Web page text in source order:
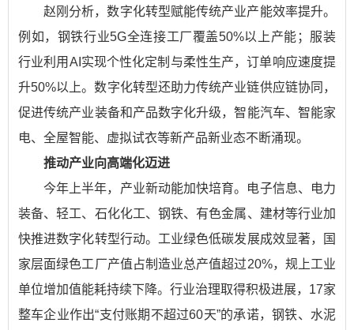
赵刚分析，数字化转型赋能传统产业产能效率提升。
例如，钢铁行业5G全连接工厂覆盖50%以上产能；服装
行业利用AI实现个性化定制与柔性生产，订单响应速度提
升50%以上。数字化转型还助力传统产业链供应链协同，
促进传统产业装备和产品数字化升级，智能汽车、智能家
电、全屋智能、虚拟试衣等新产品新业态不断涌现。
推动产业向高端化迈进
今年上半年，产业新动能加快培育。电子信息、电力
装备、轻工、石化化工、钢铁、有色金属、建材等行业加
快推进数字化转型行动。工业绿色低碳发展成效显著，国
家层面绿色工厂产值占制造业总产值超过20%，规上工业
单位增加值能耗持续下降。行业治理取得积极进展，17家
整车企业作出“支付账期不超过60天”的承诺，钢铁、水泥